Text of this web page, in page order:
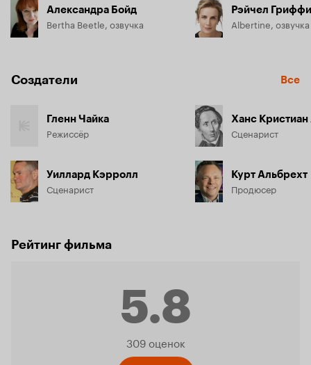
Александра Бойд
Bertha Beetle, озвучка
Рэйчел
Albertine, озвучка
Создатели Все
Гленн Чайка
Режиссёр
Уиллард Кэрролл
Сценарист
Ханс
Сценарист
Курт Альбрехт
Продюсер
Рейтинг фильма
5.8
Рейтинг
309 оценок